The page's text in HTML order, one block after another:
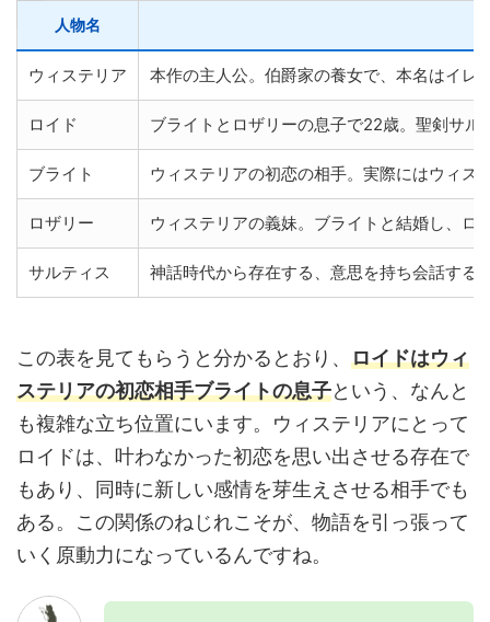
人物名
ウィステリア 本作の主人公。伯爵家の養女で、本名はイレ
ロイド ブライトとロザリーの息子で22歳。聖剣サ
ブライト ウィステリアの初恋の相手。実際にはウィス
ロザリー ウィステリアの義妹。ブライトと結婚し、ロ
サルティス 神話時代から存在する、意思を持ち会話する
この表を見てもらうと分かるとおり、 ロイドはウィ
ステリアの初恋相手ブライトの息子という、なんと
も複雑な立ち位置にいます。ウィステリアにとって
ロイドは、叶わなかった初恋を思い出させる存在で
もあり、同時に新しい感情を芽生えさせる相手でも
ある。この関係のねじれこそが、物語を引っ張って
いく原動力になっているんですね。